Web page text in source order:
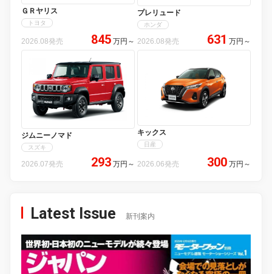
ＧＲヤリス
トヨタ
2026.08発売 845 万円 ～
プレリュード
ホンダ
2026.08発売 631 万円 ～
ジムニーノマド
スズキ
2026.07発売 293 万円 ～
キックス
日産
2026.06発売 300 万円 ～
Latest Issue 新刊案内